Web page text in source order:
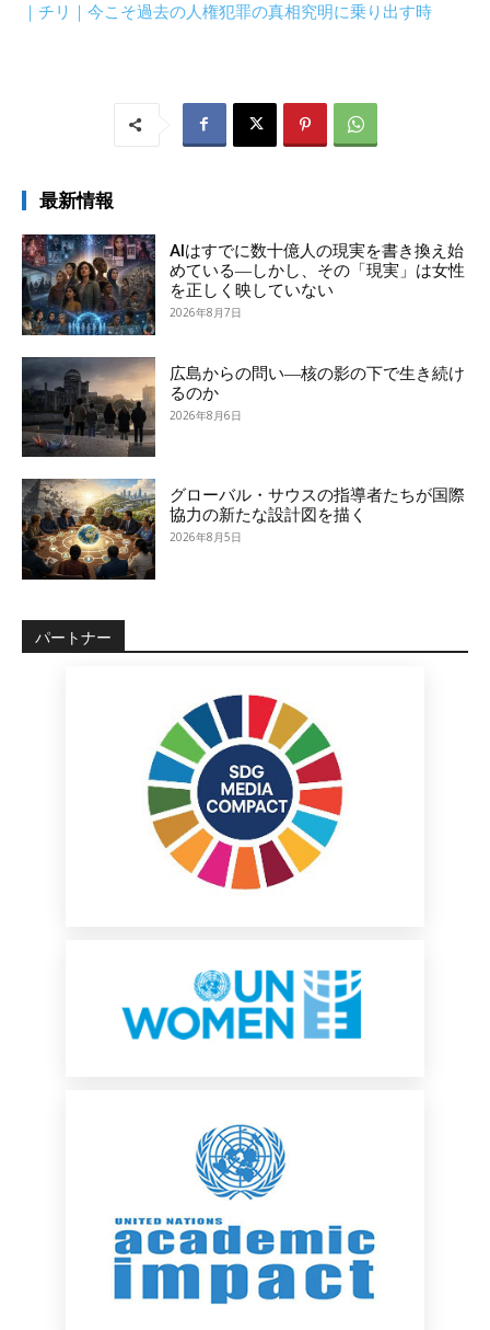
｜チリ｜今こそ過去の人権犯罪の真相究明に乗り出す時
最新情報
AIはすでに数十億人の現実を書き換え始
めている―しかし、その「現実」は女性
を正しく映していない
2026年8月7日
広島からの問い―核の影の下で生き続け
るのか
2026年8月6日
グローバル・サウスの指導者たちが国際
協力の新たな設計図を描く
2026年8月5日
パートナー